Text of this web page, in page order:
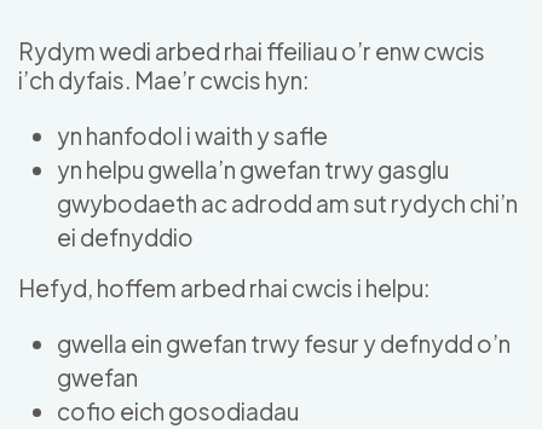
Rydym wedi arbed rhai ffeiliau o’r enw cwcis
i’ch dyfais. Mae’r cwcis hyn:
yn hanfodol i waith y safle
yn helpu gwella’n gwefan trwy gasglu
gwybodaeth ac adrodd am sut rydych chi’n
ei defnyddio
Hefyd, hoffem arbed rhai cwcis i helpu:
gwella ein gwefan trwy fesur y defnydd o’n
gwefan
cofio eich gosodiadau